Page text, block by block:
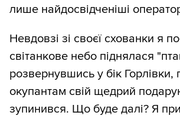
лише найдосвідченіші
Невдовзі зі своєї схованки я
світанкове небо піднялася
розвернувшись у бік Горлівки,
окупантам свій щедрий
зупинився. Що буде далі? Я